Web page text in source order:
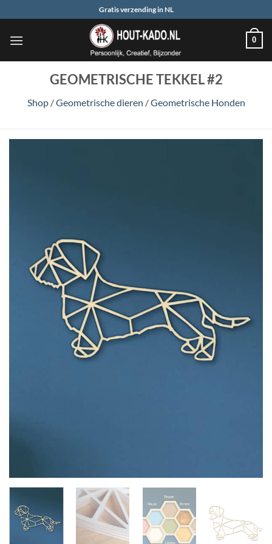
naar
inhoud
Gratis verzending in NL
0
GEOMETRISCHE TEKKEL #2
Shop /Geometrische dieren /Geometrische Honden